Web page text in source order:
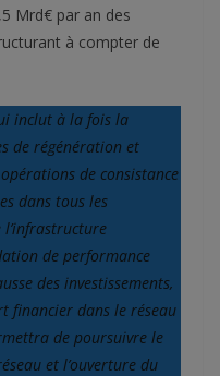
Mrd€ par an des
à compter de
inclut à la fois la
de régénération et
de consistance
dans tous les
de performance
des investissements,
financier dans le réseau
de poursuivre le
et l’ouverture du